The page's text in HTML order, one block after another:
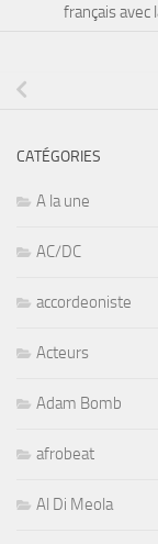
français avec
CATÉGORIES
A la une
AC/DC
accordeoniste
Acteurs
Adam Bomb
afrobeat
Al Di Meola